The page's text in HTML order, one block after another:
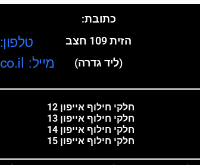
טלפון:0
מייל: info@speed-pro.co.il
כתובת:
הזית 109 חצב
(ליד גדרה)
חלקי חילוף אייפון 12
חלקי חילוף אייפון 13
חלקי חילוף אייפון 14
חלקי חילוף אייפון 15